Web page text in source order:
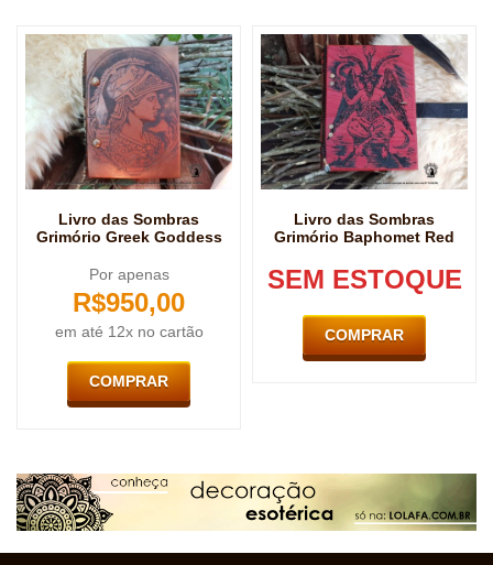
Livro das Sombras
Grimório Greek Goddess
Por apenas
R$950,00
em até 12x no cartão
COMPRAR
Livro das Sombras
Grimório Baphomet Red
SEM ESTOQUE
COMPRAR